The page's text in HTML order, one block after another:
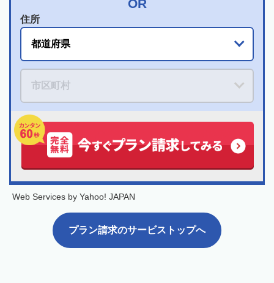
住所
Web Services by Yahoo! JAPAN
プラン請求のサービストップへ